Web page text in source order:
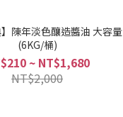
】陳年淡色釀造醬油 大容量
(6KG/桶)
~ NT$1,680
NT$2,000